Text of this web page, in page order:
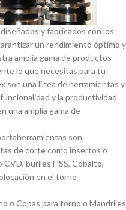
y fabricados con los
un rendimiento óptimo y
amplia gama de productos
lo que necesitas para tu
son una lí­nea de herramientas y
y la productividad
una amplia gama de
son
de corte como insertos o
buriles HSS, Cobalto,
en el torno
o Copas para torno o Mandriles